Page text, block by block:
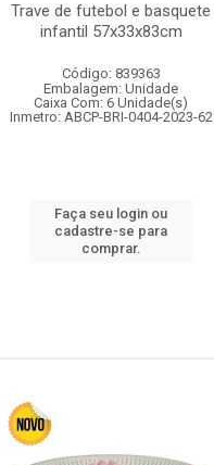
Trave de futebol e basquete
infantil 57x33x83cm
Código: 839363
Embalagem: Unidade
Caixa Com: 6 Unidade(s)
Inmetro: ABCP-BRI-0404-2023-62
Faça seu login ou
cadastre-se para
comprar.